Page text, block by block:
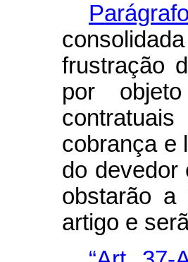
frustração
por
cobrança e
do devedor
obstarão a
artigo e